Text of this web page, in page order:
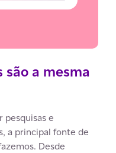
são a mesma
pesquisas e
a principal fonte de
Desde